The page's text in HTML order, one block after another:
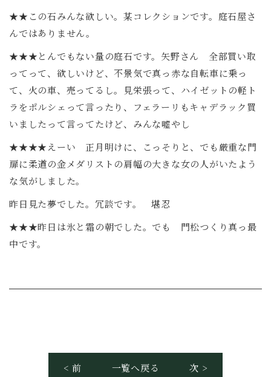
★★この石みんな欲しい。某コレクションです。庭石屋さ
んではありません。
★★★とんでもない量の庭石です。矢野さん 全部買い取
ってって、欲しいけど、不景気で真っ赤な自転車に乗っ
て、火の車、売ってるし。見栄張って、ハイゼットの軽ト
ラをポルシェって言ったり、フェラーリもキャデラック買
いましたって言ってたけど、みんな嘘やし
★★★★えーい 正月明けに、こっそりと、でも厳重な門
扉に柔道の金メダリストの肩幅の大きな女の人がいたよう
な気がしました。
昨日見た夢でした。冗談です。 堪忍
★★★昨日は氷と霜の朝でした。でも 門松つくり真っ最
中です。
< 前 一覧へ戻る 次 >